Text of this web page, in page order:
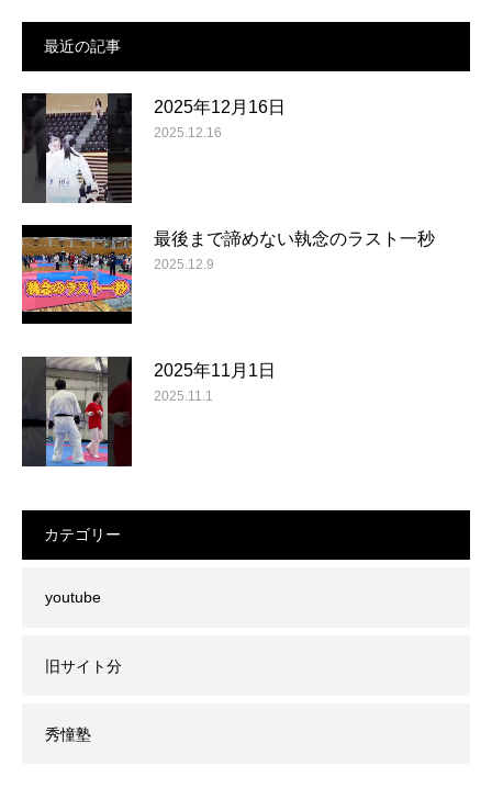
最近の記事
2025年12月16日
2025.12.16
最後まで諦めない執念のラスト一秒
2025.12.9
2025年11月1日
2025.11.1
カテゴリー
youtube
旧サイト分
秀憧塾